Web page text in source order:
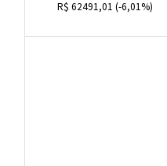
R$ 62491,01 (-6,01%)